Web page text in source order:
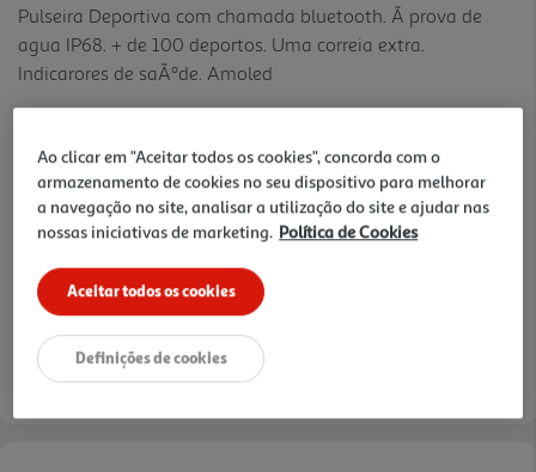
Pulseira Deportiva com chamada bluetooth. Ã prova de
agua IP68. + de 100 deportos. Uma correia extra.
Indicarores de saÃºde. Amoled
24,99 €
Receba em casa a 10/08/2026, se encomendar até às 12h.
3hRecolha Drive*
*Mediante disponibilidade de slot de entrega e stock em loja.
consultar stock >.
Ao clicar em "Aceitar todos os cookies", concorda com o
armazenamento de cookies no seu dispositivo para melhorar
a navegação no site, analisar a utilização do site e ajudar nas
nossas iniciativas de marketing. Política de Cookies
Aceitar todos os cookies
Definições de cookies